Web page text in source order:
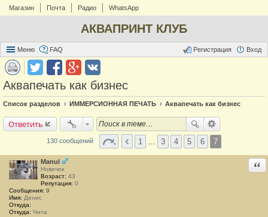
Магазин Почта Радио WhatsApp
АКВАПРИНТ КЛУБ
Меню FAQ Вход
Регистрация
Аквапечать как бизнес
Список разделов ИММЕРСИОННАЯ ПЕЧАТЬ Аквапечать как бизнес
Ответить
130 сообщений 1 3 4 5 6 7
Manul
Новичок
Возраст: 43
Репутация: 0
Сообщения: 9
Имя: Денис
Откуда:
Откуда: Чита